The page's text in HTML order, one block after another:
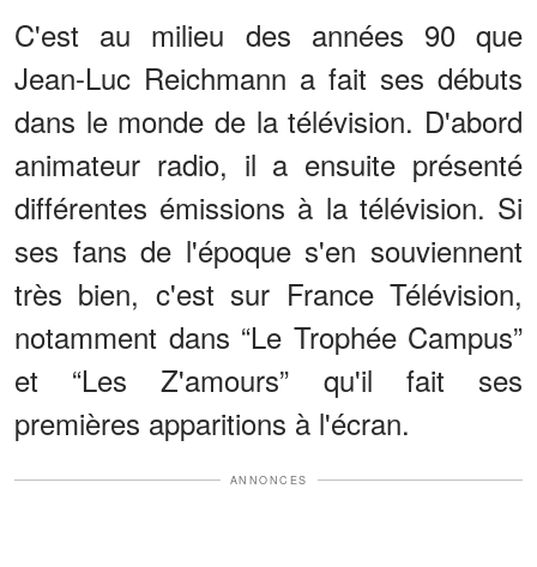
C'est au milieu des années 90 que
Jean-Luc Reichmann a fait ses débuts
dans le monde de la télévision. D'abord
animateur radio, il a ensuite présenté
différentes émissions à la télévision. Si
ses fans de l'époque s'en souviennent
très bien, c'est sur France Télévision,
notamment dans “Le Trophée Campus”
et “Les Z'amours” qu'il fait ses
premières apparitions à l'écran.
ANNONCES